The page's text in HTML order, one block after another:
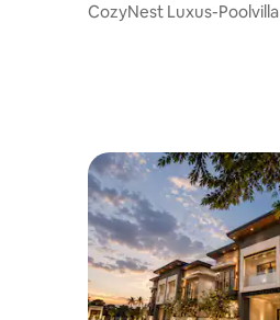
CozyNest Luxus-Poolvilla